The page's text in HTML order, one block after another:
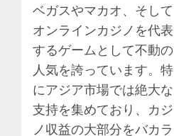
ベガスやマカオ、そして
オンラインカジノを代表
するゲームとして不動の
人気を誇っています。特
にアジア市場では絶大な
支持を集めており、カジ
ノ収益の大部分をバカラ